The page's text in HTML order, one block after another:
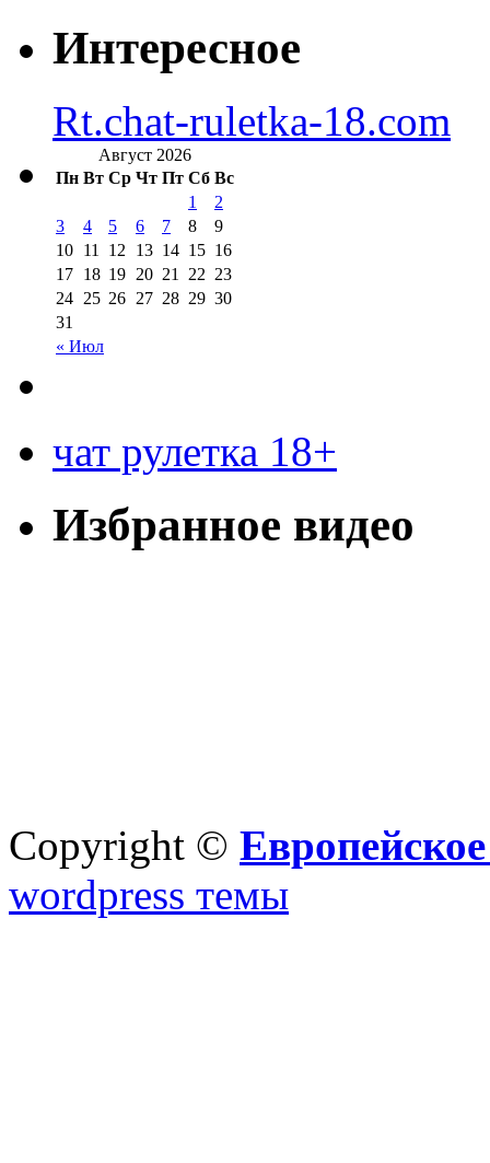
Интересное
Rt.chat-ruletka-18.com
Август 2026
Пн Вт Ср Чт Пт Сб Вс
« Июл
1
2
3
4 5 6 7 8
9
10 11 12 13 14 15 16
17 18 19 20 21 22 23
24 25 26 27 28 29 30
31
чат рулетка 18+
Избранное видео
Copyright ©
wordpress темы